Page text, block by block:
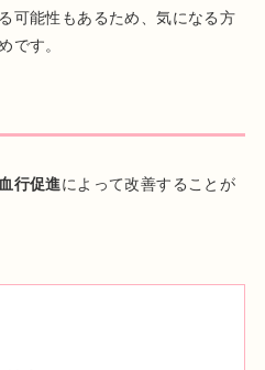
可能性もあるため、気になる方
です。
血行促進によって改善することが